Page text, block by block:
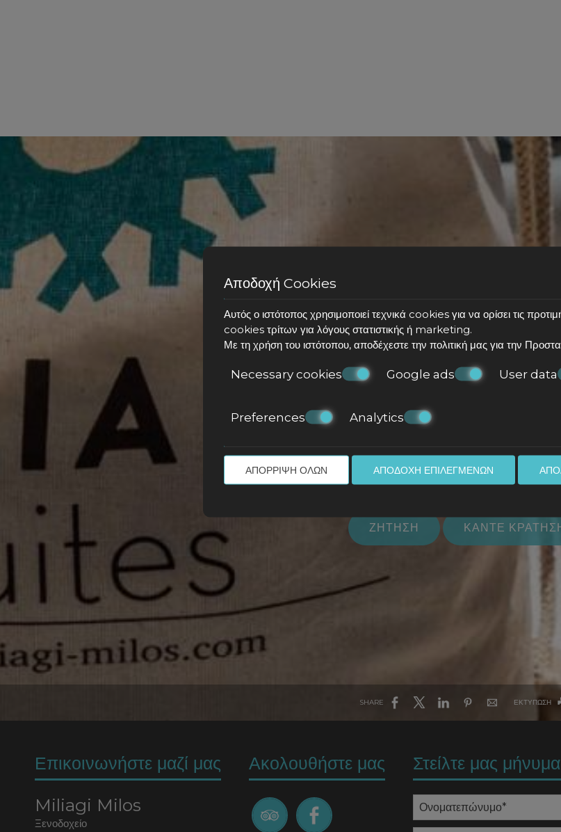
Εντυπώσεις
ΖΉΤΗΣΗ ΚΆΝΤΕ
SHARE ΕΚΤΥΠΩΣΗ
Επικοινωνήστε μαζί μας
Miliagi Milos
Ξενοδοχείο
Ακολουθήστε μας Στείλτε μας μήνυμα
Αποδοχή Cookies
Αυτός ο ιστότοπος χρησιμοποιεί τεχνικά cookies για να ορίσει τις
cookies τρίτων για λόγους στατιστικής ή marketing.
Με τη χρήση του ιστότοπου, αποδέχεστε την πολιτική μας για την
Necessary cookies Google ads User data
Preferences Analytics
ΑΠΌΡΡΙΨΗ ΌΛΩΝ ΑΠΟΔΟΧΉ ΕΠΙΛΕΓΜΈΝΩΝ